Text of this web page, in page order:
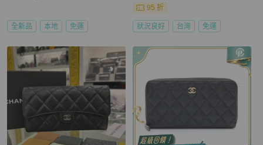
全新品 本地 免運
95 折
狀況良好 台灣 免運